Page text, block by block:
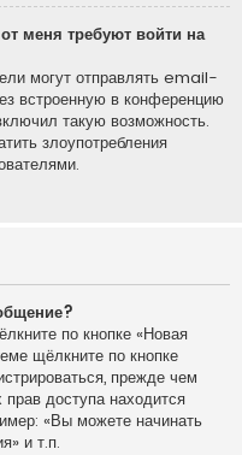
меня требуют войти на
могут отправлять email-
встроенную в конференцию
такую возможность.
злоупотребления
по кнопке «Новая
щёлкните по кнопке
прежде чем
доступа находится
«Вы можете начинать
и т.п.